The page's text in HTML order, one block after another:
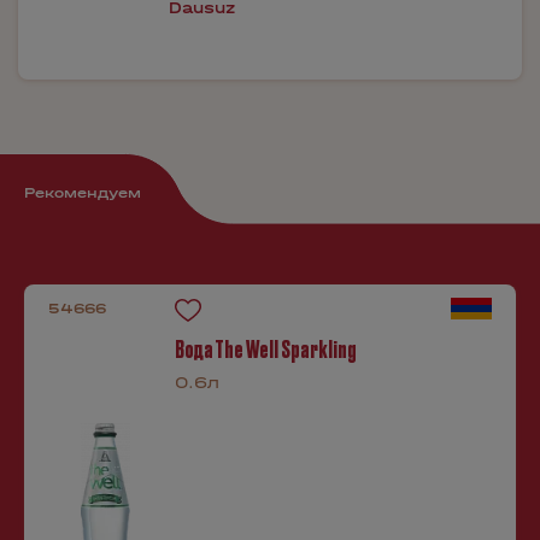
Dausuz
Рекомендуем
54666
Вода The Well Sparkling
0.6л